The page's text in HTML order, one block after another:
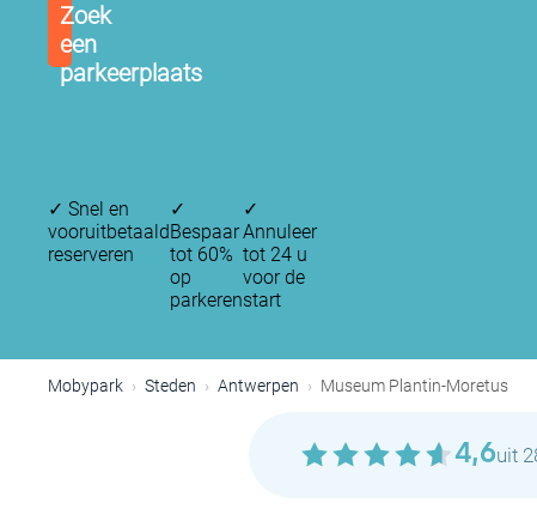
Zoek
een
parkeerplaats
✓ Snel en
vooruitbetaald
reserveren
✓
Bespaar
tot 60%
op
parkeren
✓
Annuleer
tot 24 u
voor de
start
Mobypark Steden Antwerpen Museum Plantin-Moretus
4,6uit